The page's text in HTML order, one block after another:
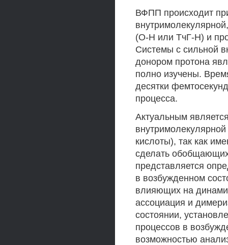
ВФПП происходит
(О-Н или ТчГ-Н) и
Системы с сильной
донором протона
полно изучены.
десятки
процесса.
Актуальным
кислоты), так как
сделать
представляется
в возбужденном
влияющих на
ассоциация и
состоянии,
процессов в
возможностью